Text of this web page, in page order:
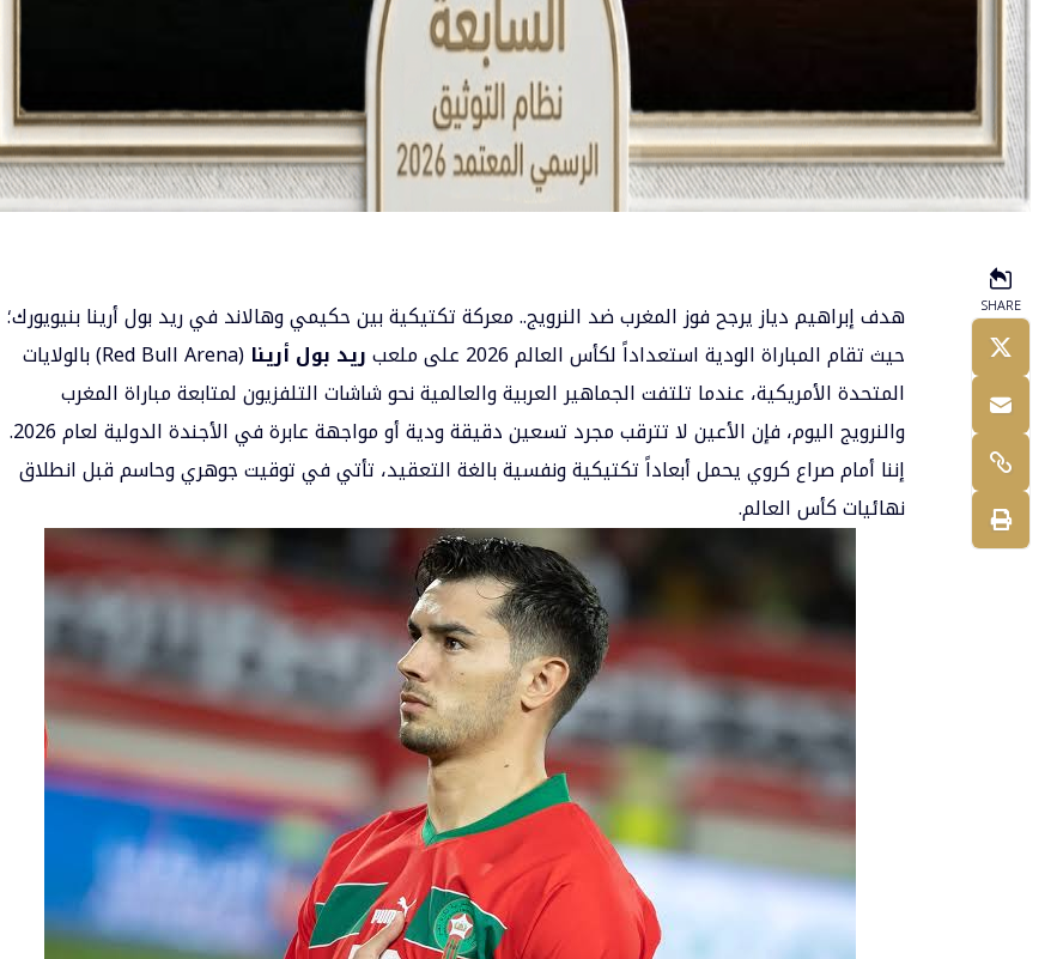
SHARE
هدف إبراهيم دياز يرجح فوز المغرب ضد النرويج.. معركة تكتيكية بين حكيمي وهالاند في ريد بول أرينا بنيويورك؛
حيثتقام المباراة الودية استعداداً لكأس العالم 2026 على ملعب ريد بول أرينا
(Red Bull Arena) بالولايات
المتحدة الأمريكية، عندما تلتفت الجماهير العربية والعالمية نحو شاشات التلفزيون لمتابعة مباراة المغرب
والنرويج اليوم، فإن الأعين لا تترقب مجرد تسعين دقيقة ودية أو مواجهة عابرة في الأجندة الدولية لعام 2026.
إننا أمام صراع كروي يحمل أبعاداً تكتيكية ونفسية بالغة التعقيد، تأتي في توقيت جوهري وحاسم قبل انطلاق
نهائيات كأس العالم.